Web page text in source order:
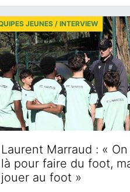
Laurent Marraud : « On
là pour faire du foot,
jouer au foot »
JEUNES / INTERVIEW